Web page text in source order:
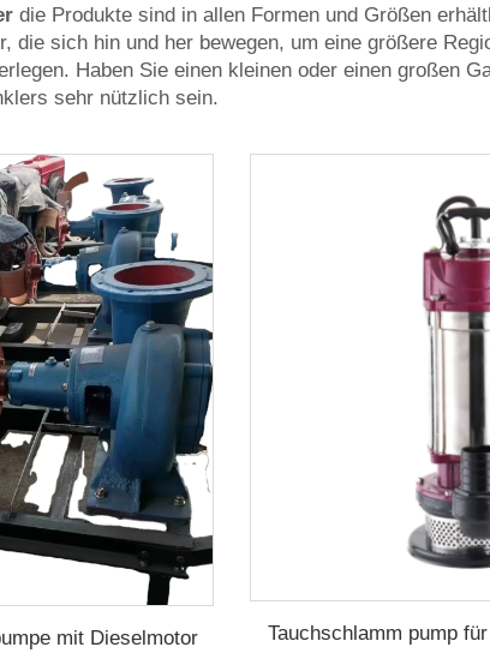
die Produkte sind in allen Formen und Größen
die sich hin und her bewegen, um eine größere
Haben Sie einen kleinen oder einen großen
sehr nützlich sein.
mit Dieselmotor Tauchschlamm pump